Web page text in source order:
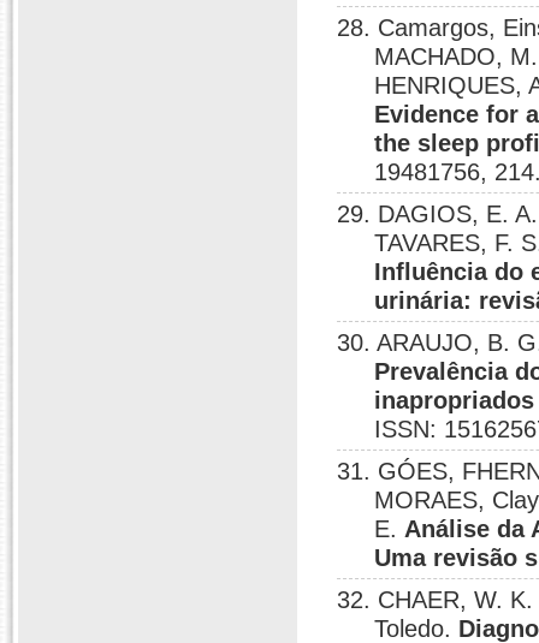
28. Camargos,
MACHADO,
HENRIQUES,
Evidence for
the sleep
19481756,
29. DAGIOS, E.
TAVARES, F.
Influência do
urinária:
30. ARAUJO, B.
Prevalência
ISSN:
31. GÓES,
MORAES,
E. Análise da
Uma revisão
32. CHAER, W.
Toledo.